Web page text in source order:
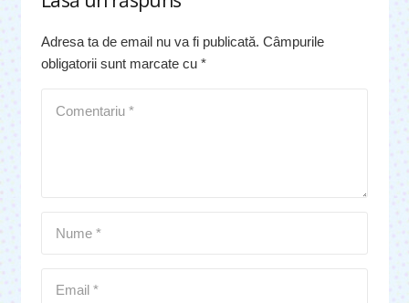
Adresa ta de email nu va fi publicată. Câmpurile
obligatorii sunt marcate cu *